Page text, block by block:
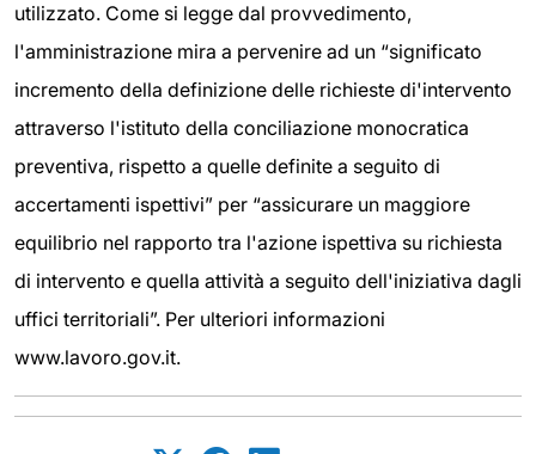
utilizzato. Come si legge dal provvedimento,
l'amministrazione mira a pervenire ad un “significato
incremento della definizione delle richieste di'intervento
attraverso l'istituto della conciliazione monocratica
preventiva, rispetto a quelle definite a seguito di
accertamenti ispettivi” per “assicurare un maggiore
equilibrio nel rapporto tra l'azione ispettiva su richiesta
di intervento e quella attività a seguito dell'iniziativa dagli
uffici territoriali”. Per ulteriori informazioni
www.lavoro.gov.it.